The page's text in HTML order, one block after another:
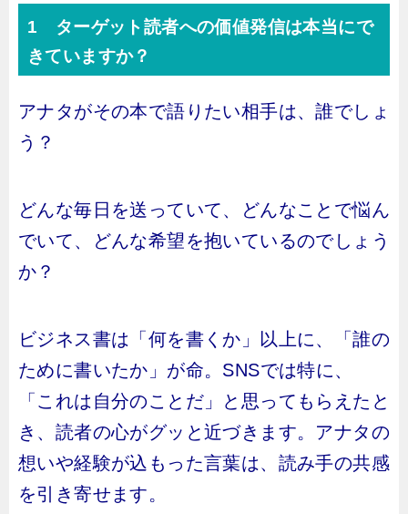
1 ターゲット読者への価値発信は本当にで
きていますか？
アナタがその本で語りたい相手は、誰でしょ
う？
どんな毎日を送っていて、どんなことで悩ん
でいて、どんな希望を抱いているのでしょう
か？
ビジネス書は「何を書くか」以上に、「誰の
ために書いたか」が命。SNSでは特に、
「これは自分のことだ」と思ってもらえたと
き、読者の心がグッと近づきます。アナタの
想いや経験が込もった言葉は、読み手の共感
を引き寄せます。